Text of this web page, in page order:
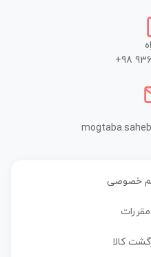
+98
خصوصی
کالا